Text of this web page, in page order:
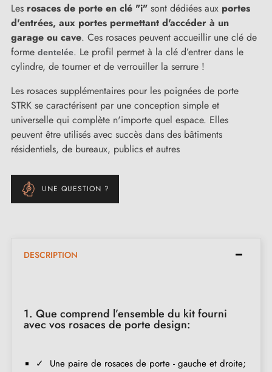
Les rosaces de porte en clé "i" sont dédiées aux portes
d'entrées, aux portes permettant d'accéder à un
garage ou cave. Ces rosaces peuvent accueillir une clé de
forme dentelée. Le profil permet à la clé d’entrer dans le
cylindre, de tourner et de verrouiller la serrure !
Les rosaces supplémentaires pour les poignées de porte
STRK se caractérisent par une conception simple et
universelle qui complète n'importe quel espace. Elles
peuvent être utilisés avec succès dans des bâtiments
résidentiels, de bureaux, publics et autres
UNE QUESTION ?
DESCRIPTION
1. Que comprend l’ensemble du kit fourni
avec vos rosaces de porte design:
✓ Une paire de rosaces de porte - gauche et droite;